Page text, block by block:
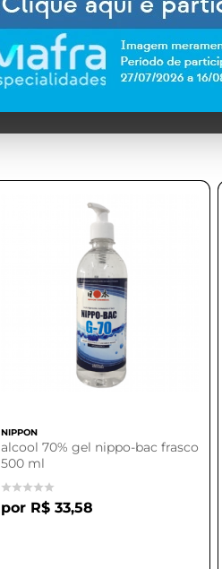
NIPPON
alcool 70% gel nippo-bac frasco
500 ml
R$ 33,58